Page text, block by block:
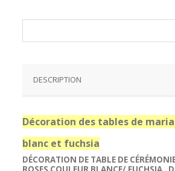
DESCRIPTION
Décoration des tables de
blanc et fuchsia
DÉCORATION DE TABLE DE